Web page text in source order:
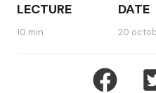
LECTURE
10 min
DATE
20